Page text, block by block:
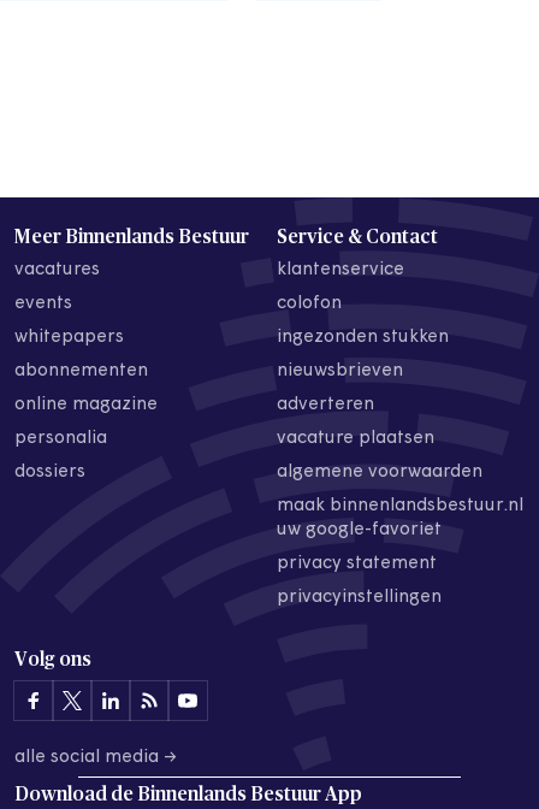
Meer Binnenlands Bestuur
vacatures
events
whitepapers
abonnementen
online magazine
personalia
dossiers
Service & Contact
klantenservice
colofon
ingezonden stukken
nieuwsbrieven
adverteren
vacature plaatsen
algemene voorwaarden
maak binnenlandsbestuur.nl
uw google-favoriet
privacy statement
privacyinstellingen
Volg ons
alle social media →
Download de Binnenlands Bestuur App